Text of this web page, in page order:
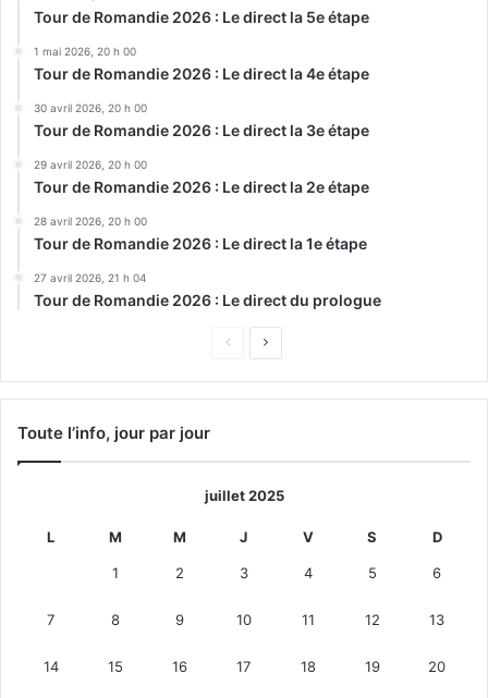
Tour de Romandie 2026 : Le direct la 5e étape
1 mai 2026, 20 h 00
Tour de Romandie 2026 : Le direct la 4e étape
30 avril 2026, 20 h 00
Tour de Romandie 2026 : Le direct la 3e étape
29 avril 2026, 20 h 00
Tour de Romandie 2026 : Le direct la 2e étape
28 avril 2026, 20 h 00
Tour de Romandie 2026 : Le direct la 1e étape
27 avril 2026, 21 h 04
Tour de Romandie 2026 : Le direct du prologue
Page
Page
Toute l’info, jour par jour
juillet 2025
L M M J V S D
1 2 3 4 5 6
7 8 9 10 11 12 13
14 15 16 17 18 19 20